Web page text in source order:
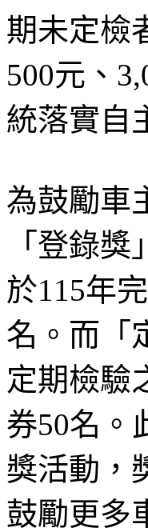
期未定檢
500元、
統落實自
為鼓勵車
「登錄
於115年
名。而「
定期檢驗
券50名。
獎活動，
鼓勵更多